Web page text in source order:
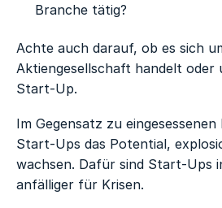
Branche tätig?
Achte auch darauf, ob es sich
Aktiengesellschaft handelt oder
Start-Up.
Im Gegensatz zu
Start-Ups das Potential,
wachsen. Dafür sind Start-Ups
anfälliger für Krisen.